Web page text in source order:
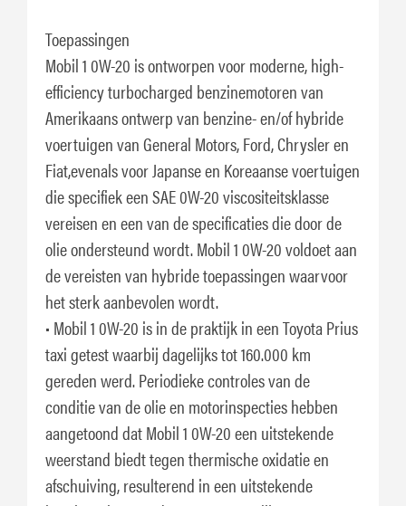
Toepassingen
Mobil 1 0W-20 is ontworpen voor moderne, high-
efficiency turbocharged benzinemotoren van
Amerikaans ontwerp van benzine- en/of hybride
voertuigen van General Motors, Ford, Chrysler en
Fiat,evenals voor Japanse en Koreaanse voertuigen
die specifiek een SAE 0W-20 viscositeitsklasse
vereisen en een van de specificaties die door de
olie ondersteund wordt. Mobil 1 0W-20 voldoet aan
de vereisten van hybride toepassingen waarvoor
het sterk aanbevolen wordt.
• Mobil 1 0W-20 is in de praktijk in een Toyota Prius
taxi getest waarbij dagelijks tot 160.000 km
gereden werd. Periodieke controles van de
conditie van de olie en motorinspecties hebben
aangetoond dat Mobil 1 0W-20 een uitstekende
weerstand biedt tegen thermische oxidatie en
afschuiving, resulterend in een uitstekende